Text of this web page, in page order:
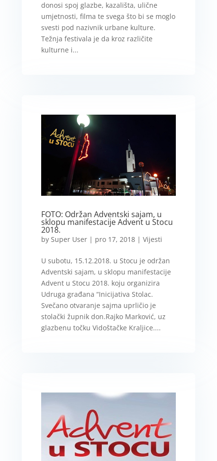
donosi spoj glazbe, kazališta, ulične
umjetnosti, filma te svega što bi se moglo
svesti pod nazivnik urbane kulture.
Težnja festivala je da kroz različite
kulturne i...
FOTO: Održan Adventski sajam, u
sklopu manifestacije Advent u Stocu
2018.
by Super User| pro 17, 2018| Vijesti
U subotu, 15.12.2018. u Stocu je održan
Adventski sajam, u sklopu manifestacije
Advent u Stocu 2018. koju organizira
Udruga građana “Inicijativa Stolac.
Svečano otvaranje sajma uprličio je
stolački župnik don.Rajko Marković, uz
glazbenu točku Vidoštačke Kraljice....